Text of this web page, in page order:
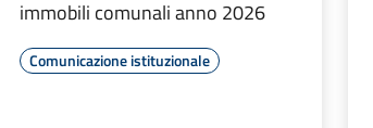
immobili comunali anno 2026
Comunicazione istituzionale